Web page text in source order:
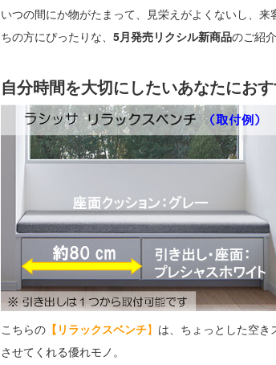
いつの間にか物がたまって、見栄えがよくないし、
ちの方にぴったりな、 5月発売リクシル新商品のご紹
自分時間を大切にしたいあなたにお
こちらの 【リラックスベンチ】 は、ちょっとした空
させてくれる優れモノ。